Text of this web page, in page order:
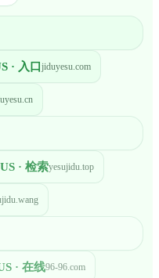
· 入口 jiduyesu.com
US · 检索yesujidu.top
· 在线96-96.com